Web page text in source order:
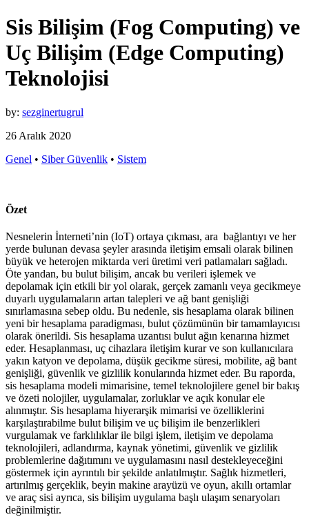
Sis Bilişim (Fog Computing) ve
Uç Bilişim (Edge Computing)
Teknolojisi
by: sezginertugrul
26 Aralık 2020
Genel • Siber Güvenlik • Sistem
Özet
Nesnelerin İnterneti’nin (IoT) ortaya çıkması, ara bağlantıyı ve her
yerde bulunan devasa şeyler arasında iletişim emsali olarak bilinen
büyük ve heterojen miktarda veri üretimi veri patlamaları sağladı.
Öte yandan, bu bulut bilişim, ancak bu verileri işlemek ve
depolamak için etkili bir yol olarak, gerçek zamanlı veya gecikmeye
duyarlı uygulamaların artan talepleri ve ağ bant genişliği
sınırlamasına sebep oldu. Bu nedenle, sis hesaplama olarak bilinen
yeni bir hesaplama paradigması, bulut çözümünün bir tamamlayıcısı
olarak önerildi. Sis hesaplama uzantısı bulut ağın kenarına hizmet
eder. Hesaplanması, uç cihazlara iletişim kurar ve son kullanıcılara
yakın katyon ve depolama, düşük gecikme süresi, mobilite, ağ bant
genişliği, güvenlik ve gizlilik konularında hizmet eder. Bu raporda,
sis hesaplama modeli mimarisine, temel teknolojilere genel bir bakış
ve özeti nolojiler, uygulamalar, zorluklar ve açık konular ele
alınmıştır. Sis hesaplama hiyerarşik mimarisi ve özelliklerini
karşılaştırabilme bulut bilişim ve uç bilişim ile benzerlikleri
vurgulamak ve farklılıklar ile bilgi işlem, iletişim ve depolama
teknolojileri, adlandırma, kaynak yönetimi, güvenlik ve gizlilik
problemlerine dağıtımını ve uygulamasını nasıl destekleyeceğini
göstermek için ayrıntılı bir şekilde anlatılmıştır. Sağlık hizmetleri,
artırılmış gerçeklik, beyin makine arayüzü ve oyun, akıllı ortamlar
ve araç sisi ayrıca, sis bilişim uygulama başlı ulaşım senaryoları
değinilmiştir.